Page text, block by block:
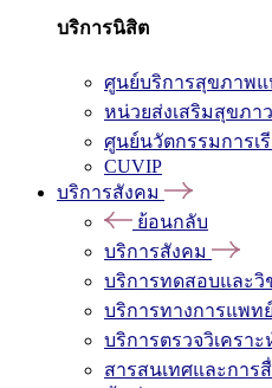
บริการนิสิต
ศูนย์บริการสุขภาพแ
หน่วยส่งเสริมสุขภา
ศูนย์นวัตกรรมการเรี
CUVIP
บริการสังคม
ย้อนกลับ
บริการสังคม
บริการทดสอบและวิ
บริการทางการแพทย์
บริการตรวจวิเครา
สารสนเทศและการ